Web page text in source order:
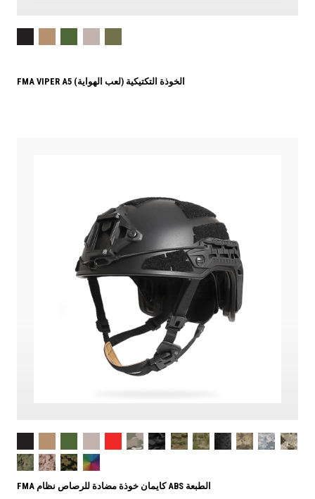
FMA VIPER A5 الخوذة التكتيكية (لعب الهواية)
FMA كايمان خوذة مضادة للرصاص نظام ABS الطبعة